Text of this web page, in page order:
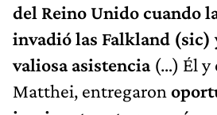
del Reino Unido cuando
invadió las Falkland (sic)
valiosa asistencia (…) Él y
Matthei, entregaron